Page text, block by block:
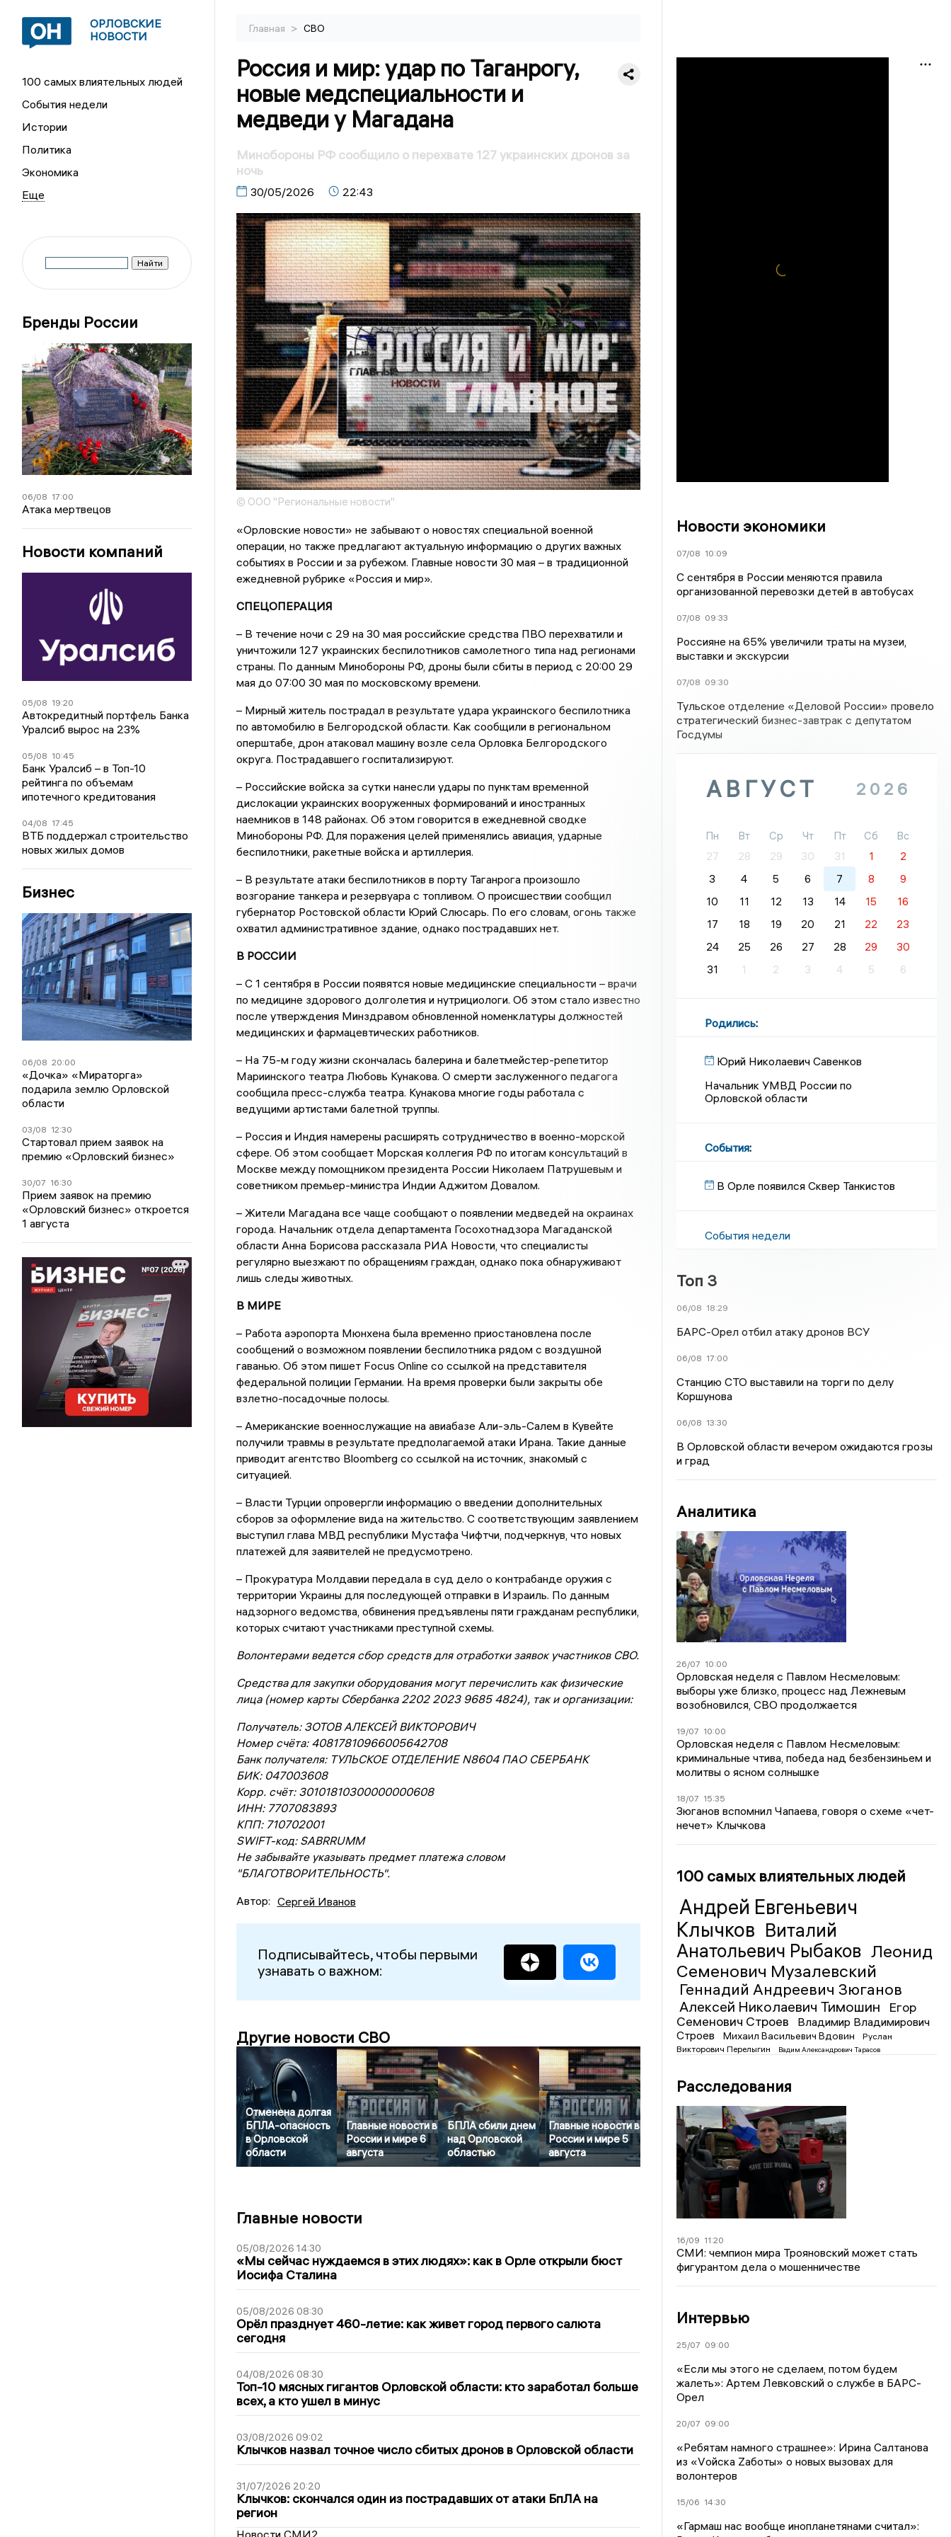
ОРЛОВСКИЕ
НОВОСТИ
100 самых влиятельных людей
События недели
Истории
Политика
Экономика
Бренды России
06/08 17:00
Атака мертвецов
Новости компаний
05/08 19:20
Автокредитный портфель Банка
Уралсиб вырос на 23%
05/08 10:45
Банк Уралсиб – в Топ-10
рейтинга по объемам
ипотечного кредитования
04/08 17:45
ВТБ поддержал строительство
новых жилых домов
Бизнес
06/08 20:00
«Дочка» «Мираторга»
подарила землю Орловской
области
03/08 12:30
Стартовал прием заявок на
премию «Орловский бизнес»
30/07 16:30
Прием заявок на премию
«Орловский бизнес» откроется
1 августа
Главная > СВО
Россия и мир: удар по Таганрогу,
новые медспециальности и
медведи у Магадана
Минобороны РФ сообщило о перехвате 127 украинских дронов за
ночь
30/05/2026 22:43
© ООО "Региональные новости"
«Орловские новости» не забывают о новостях специальной военной
операции, но также предлагают актуальную информацию о других важных
событиях в России и за рубежом. Главные новости 30 мая – в традиционной
ежедневной рубрике «Россия и мир».
СПЕЦОПЕРАЦИЯ
– В течение ночи с 29 на 30 мая российские средства ПВО перехватили и
уничтожили 127 украинских беспилотников самолетного типа над регионами
страны. По данным Минобороны РФ, дроны были сбиты в период с 20:00 29
мая до 07:00 30 мая по московскому времени.
– Мирный житель пострадал в результате удара украинского беспилотника
по автомобилю в Белгородской области. Как сообщили в региональном
оперштабе, дрон атаковал машину возле села Орловка Белгородского
округа. Пострадавшего госпитализируют.
– Российские войска за сутки нанесли удары по пунктам временной
дислокации украинских вооруженных формирований и иностранных
наемников в 148 районах. Об этом говорится в ежедневной сводке
Минобороны РФ. Для поражения целей применялись авиация, ударные
беспилотники, ракетные войска и артиллерия.
– В результате атаки беспилотников в порту Таганрога произошло
возгорание танкера и резервуара с топливом. О происшествии сообщил
губернатор Ростовской области Юрий Слюсарь. По его словам, огонь также
охватил административное здание, однако пострадавших нет.
В РОССИИ
– С 1 сентября в России появятся новые медицинские специальности – врачи
по медицине здорового долголетия и нутрициологи. Об этом стало известно
после утверждения Минздравом обновленной номенклатуры должностей
медицинских и фармацевтических работников.
– На 75-м году жизни скончалась балерина и балетмейстер-репетитор
Мариинского театра Любовь Кунакова. О смерти заслуженного педагога
сообщила пресс-служба театра. Кунакова многие годы работала с
ведущими артистами балетной труппы.
– Россия и Индия намерены расширять сотрудничество в военно-морской
сфере. Об этом сообщает Морская коллегия РФ по итогам консультаций в
Москве между помощником президента России Николаем Патрушевым и
советником премьер-министра Индии Аджитом Довалом.
– Жители Магадана все чаще сообщают о появлении медведей на окраинах
города. Начальник отдела департамента Госохотнадзора Магаданской
области Анна Борисова рассказала РИА Новости, что специалисты
регулярно выезжают по обращениям граждан, однако пока обнаруживают
лишь следы животных.
В МИРЕ
– Работа аэропорта Мюнхена была временно приостановлена после
сообщений о возможном появлении беспилотника рядом с воздушной
гаванью. Об этом пишет Focus Online со ссылкой на представителя
федеральной полиции Германии. На время проверки были закрыты обе
взлетно-посадочные полосы.
– Американские военнослужащие на авиабазе Али-эль-Салем в Кувейте
получили травмы в результате предполагаемой атаки Ирана. Такие данные
приводит агентство Bloomberg со ссылкой на источник, знакомый с
ситуацией.
– Власти Турции опровергли информацию о введении дополнительных
сборов за оформление вида на жительство. С соответствующим заявлением
выступил глава МВД республики Мустафа Чифтчи, подчеркнув, что новых
платежей для заявителей не предусмотрено.
– Прокуратура Молдавии передала в суд дело о контрабанде оружия с
территории Украины для последующей отправки в Израиль. По данным
надзорного ведомства, обвинения предъявлены пяти гражданам республики,
которых считают участниками преступной схемы.
Волонтерами ведется сбор средств для отработки заявок участников СВО.
Средства для закупки оборудования могут перечислить как физические
лица (номер карты Сбербанка 2202 2023 9685 4824), так и организации:
Получатель: ЗОТОВ АЛЕКСЕЙ ВИКТОРОВИЧ
Номер счёта: 40817810966005642708
Банк получателя: ТУЛЬСКОЕ ОТДЕЛЕНИЕ N8604 ПАО СБЕРБАНК
БИК: 047003608
Корр. счёт: 30101810300000000608
ИНН: 7707083893
КПП: 710702001
SWIFT-код: SABRRUMM
Не забывайте указывать предмет платежа словом
"БЛАГОТВОРИТЕЛЬНОСТЬ".
Автор: Сергей Иванов
Подписывайтесь, чтобы первыми
узнавать о важном:
Другие новости СВО
Отменена долгая
БПЛА-опасность
в Орловской
области
Главные новости в
России и мире 6
августа
БПЛА сбили днем
над Орловской
областью
Главные новости в
России и мире 5
августа
Главные новости
05/08/2026 14:30
«Мы сейчас нуждаемся в этих людях»: как в Орле открыли бюст
Иосифа Сталина
05/08/2026 08:30
Орёл празднует 460-летие: как живет город первого салюта
сегодня
04/08/2026 08:30
Топ-10 мясных гигантов Орловской области: кто заработал больше
всех, а кто ушел в минус
03/08/2026 09:02
Клычков назвал точное число сбитых дронов в Орловской области
31/07/2026 20:20
Клычков: скончался один из пострадавших от атаки БпЛА на
регион
Новости экономики
07/08 10:09
С сентября в России меняются правила
организованной перевозки детей в автобусах
07/08 09:33
Россияне на 65% увеличили траты на музеи,
выставки и экскурсии
07/08 09:30
Тульское отделение «Деловой России» провело
стратегический бизнес-завтрак с депутатом
Госдумы
АВГУСТ 2026
Пн Вт Ср Чт Пт Сб
Вс
27
28 29 30 31 1
2
3
4 5 6 7 8
9
10
11 12 13 14 15
16
17
18 19 20 21 22
23
24
25 26 27 28 29
30
31
1 2 3 4 5 6
Родились:
Юрий Николаевич Савенков
Начальник УМВД России по
Орловской области
События:
В Орле появился Сквер Танкистов
События недели
Топ 3
06/08 18:29
БАРС-Орел отбил атаку дронов ВСУ
06/08 17:00
Станцию СТО выставили на торги по делу
Коршунова
06/08 13:30
В Орловской области вечером ожидаются грозы
и град
Аналитика
26/07 10:00
Орловская неделя с Павлом Несмеловым:
выборы уже близко, процесс над Лежневым
возобновился, СВО продолжается
19/07 10:00
Орловская неделя с Павлом Несмеловым:
криминальные чтива, победа над безбензиньем и
молитвы о ясном солнышке
18/07 15:35
Зюганов вспомнил Чапаева, говоря о схеме «чет-
нечет» Клычкова
100 самых влиятельных людей
Андрей Евгеньевич
Клычков Виталий
Анатольевич Рыбаков Леонид
Семенович Музалевский
Геннадий Андреевич Зюганов
Алексей Николаевич Тимошин
Егор
Семенович Строев
Владимир Владимирович
Строев
Михаил Васильевич Вдовин
Руслан
Викторович Перелыгин
Вадим Александрович Тарасов
Расследования
16/09 11:20
СМИ: чемпион мира Трояновский может стать
фигурантом дела о мошенничестве
Интервью
25/07 09:00
«Если мы этого не сделаем, потом будем
жалеть»: Артем Левковский о службе в БАРС-
Орел
20/07 09:00
«Ребятам намного страшнее»: Ирина Салтанова
из «Vойска Zаботы» о новых вызовах для
волонтеров
15/06 14:30
«Гармаш нас вообще инопланетянами считал»: